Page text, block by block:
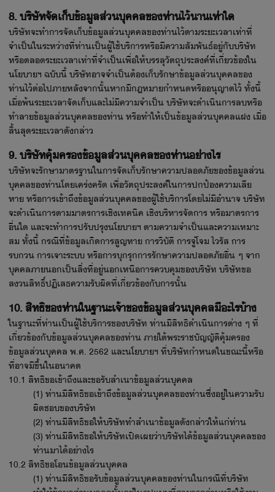
8. บริษัทจัดเก็บข้อมูลส่วนบุคคลของท่านไว้นานเท่าใด
บริษัทจะทำการจัดเก็บข้อมูลส่วนบุคคลของท่านไว้ตามระยะเวลาเท่าที่
จำเป็นในระหว่างที่ท่านเป็นผู้ใช้บริการหรือมีความสัมพันธ์อยู่กับบริษัท
หรือตลอดระยะเวลาเท่าที่จำเป็นเพื่อให้บรรลุวัตถุประสงค์ที่เกี่ยวข้องใน
นโยบายฯ ฉบับนี้ บริษัทอาจจำเป็นต้องเก็บรักษาข้อมูลส่วนบุคคลของ
ท่านไว้ต่อไปภายหลังจากนั้นหากมีกฎหมายกำหนดหรืออนุญาตไว้ ทั้งนี้
เมื่อพ้นระยะเวลาจัดเก็บและไม่มีความจำเป็น บริษัทจะดำเนินการลบหรือ
ทำลายข้อมูลส่วนบุคคลของท่าน หรือทำให้เป็นข้อมูลส่วนบุคคลแฝง เมื่อ
สิ้นสุดระยะเวลาดังกล่าว
9. บริษัทคุ้มครองข้อมูลส่วนบุคคลของท่านอย่างไร
บริษัทจะรักษามาตรฐานในการจัดเก็บรักษาความปลอดภัยของข้อมูลส่วน
บุคคลของท่านโดยเคร่งครัด เพื่อวัตถุประสงค์ในการปกป้องความเสีย
หาย หรือการเข้าถึงข้อมูลส่วนบุคคลของผู้ใช้บริการโดยไม่มีอำนาจ บริษัท
จะดำเนินการตามมาตรการเชิงเทคนิค เชิงบริหารจัดการ หรือมาตรการ
อื่นใด และจะทำการปรับปรุงนโยบายฯ ตามความจำเป็นและความเหมาะ
สม ทั้งนี้ กรณีที่ข้อมูลเกิดการสูญหาย การวิบัติ การจู่โจม ไวรัส การ
รบกวน การเจาะระบบ หรือการบุกรุกการรักษาความปลอดภัยอื่น ๆ จาก
บุคคลภายนอกเป็นสิ่งที่อยู่นอกเหนือการควบคุมของบริษัท บริษัทขอ
สงวนสิทธิ์ปฏิเสธความรับผิดที่เกี่ยวข้องกับการนั้น
10. สิทธิของท่านในฐานะเจ้าของข้อมูลส่วนบุคคลมีอะไรบ้าง
ในฐานะที่ท่านเป็นผู้ใช้บริการของบริษัท ท่านมีสิทธิดำเนินการต่าง ๆ ที่
เกี่ยวข้องกับข้อมูลส่วนบุคคลของท่าน ภายใต้พระราชบัญญัติคุ้มครอง
ข้อมูลส่วนบุคคล พ.ศ. 2562 และนโยบายฯ ที่บริษัทกำหนดในขณะนี้หรือ
ที่อาจมีขึ้นในอนาคต
10.1 สิทธิขอเข้าถึงและขอรับสำเนาข้อมูลส่วนบุคคล
(1) ท่านมีสิทธิขอเข้าถึงข้อมูลส่วนบุคคลของท่านซึ่งอยู่ในความรับ
ผิดชอบของบริษัท
(2) ท่านมีสิทธิขอให้บริษัททำสำเนาข้อมูลดังกล่าวให้แก่ท่าน
(3) ท่านมีสิทธิขอให้บริษัทเปิดเผยว่าบริษัทได้ข้อมูลส่วนบุคคลของ
ท่านมาได้อย่างไร
10.2 สิทธิขอโอนข้อมูลส่วนบุคคล
(1) ท่านมีสิทธิขอรับข้อมูลส่วนบุคคลของท่านในกรณีที่บริษัท